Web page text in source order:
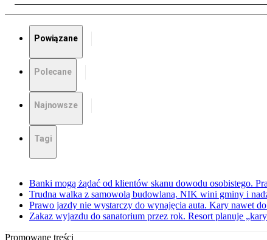
Powiązane
Polecane
Najnowsze
Tagi
Banki mogą żądać od klientów skanu dowodu osobistego.
Trudna walka z samowolą budowlaną. NIK wini gminy i
Prawo jazdy nie wystarczy do wynajęcia auta. Kary nawet do
Zakaz wyjazdu do sanatorium przez rok. Resort planuje
Promowane treści